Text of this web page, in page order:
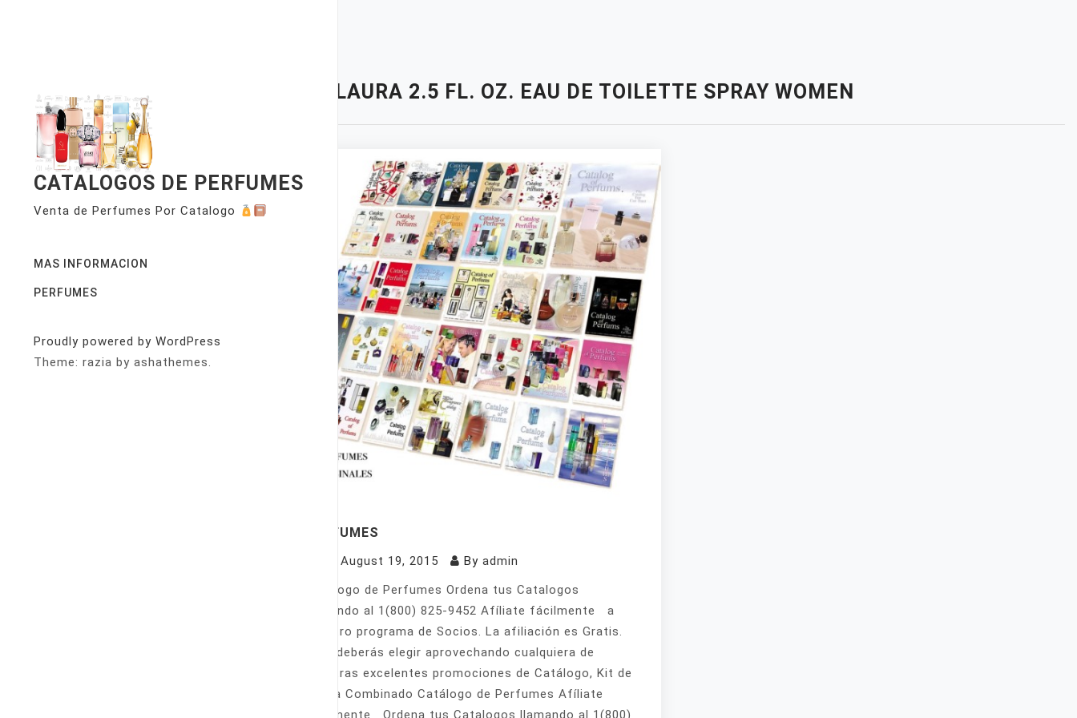
CATALOGOS DE PERFUMES
Venta de Perfumes Por Catalogo
MAS INFORMACION
PERFUMES
Proudly powered by WordPress
Theme: razia by ashathemes.
LAURA 2.5 FL. OZ. EAU DE TOILETTE SPRAY WOMEN
PERFUMES
August 19, 2015 By admin
Catálogo de Perfumes Ordena tus Catalogos
llamando al 1(800) 825-9452 Afíliate fácilmente a
nuestro programa de Socios. La afiliación es Gratis.
Sólo deberás elegir aprovechando cualquiera de
nuestras excelentes promociones de Catálogo, Kit de
Venta Combinado Catálogo de Perfumes Afíliate
fácilmente Ordena tus Catalogos llamando al 1(800)